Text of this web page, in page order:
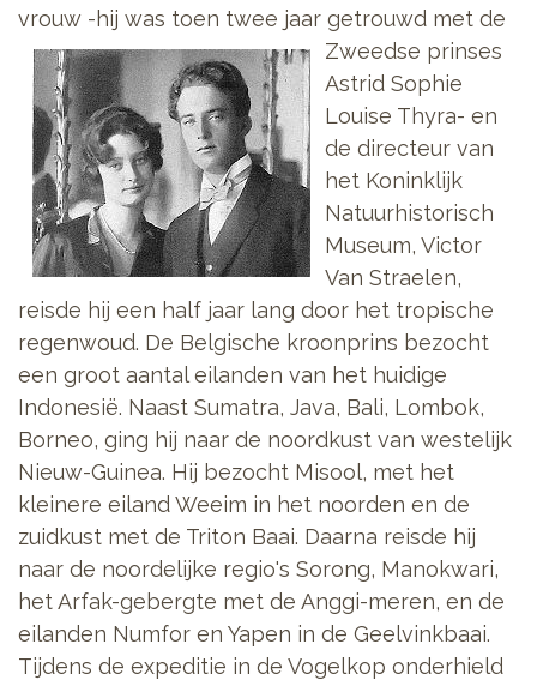
vrouw -hij was toen twee jaar getrouwd met de
Zweedse prinses
Astrid Sophie
Louise Thyra- en
de directeur van
het Koninklijk
Natuurhistorisch
Museum, Victor
Van Straelen,
reisde hij een half jaar lang door het tropische
regenwoud. De Belgische kroonprins bezocht
een groot aantal eilanden van het huidige
Indonesië. Naast Sumatra, Java, Bali, Lombok,
Borneo, ging hij naar de noordkust van westelijk
Nieuw-Guinea. Hij bezocht Misool, met het
kleinere eiland Weeim in het noorden en de
zuidkust met de Triton Baai. Daarna reisde hij
naar de noordelijke regio's Sorong, Manokwari,
het Arfak-gebergte met de Anggi-meren, en de
eilanden Numfor en Yapen in de Geelvinkbaai.
Tijdens de expeditie in de Vogelkop onderhield